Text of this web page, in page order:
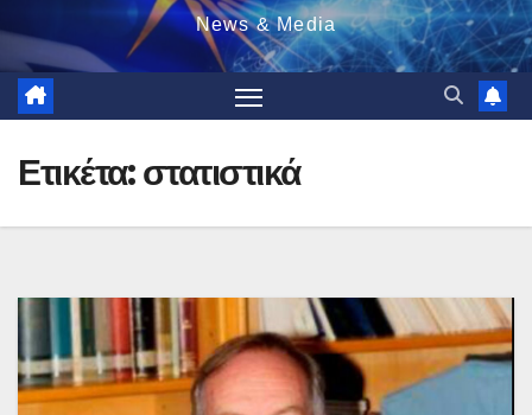
News & Media
Ετικέτα:στατιστικά